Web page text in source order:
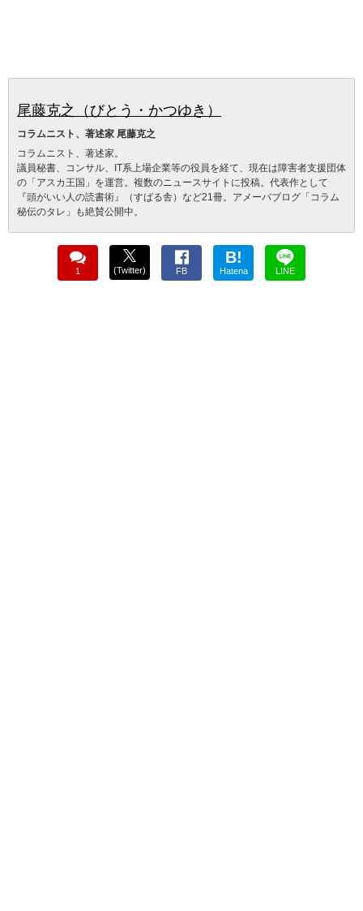
尾藤克之（びとう・かつゆき）
コラムニスト、著述家 尾藤克之
コラムニスト、著述家。
議員秘書、コンサル、IT系上場企業等の役員を経て、現在は障害者支援団体
の「アスカ王国」を運営。複数のニュースサイトに投稿。代表作として
『頭がいい人の読書術』（すばる舎）など21冊。アメーバブログ「コラム
秘伝のタレ」も絶賛公開中。
1 (Twitter) FB
B!
Hatena LINE